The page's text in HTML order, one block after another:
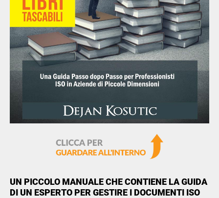
ISO 22301
ISO 17025
IATF 16949
Health organizations
Medical device
Aerospace
UN PICCOLO MANUALE CHE CONTIENE LA GUIDA
DI UN ESPERTO PER GESTIRE I DOCUMENTI ISO